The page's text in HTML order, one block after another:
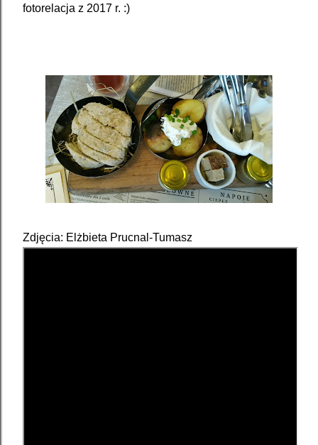
fotorelacja z 2017 r. :)
Zdjęcia: Elżbieta Prucnal-Tumasz